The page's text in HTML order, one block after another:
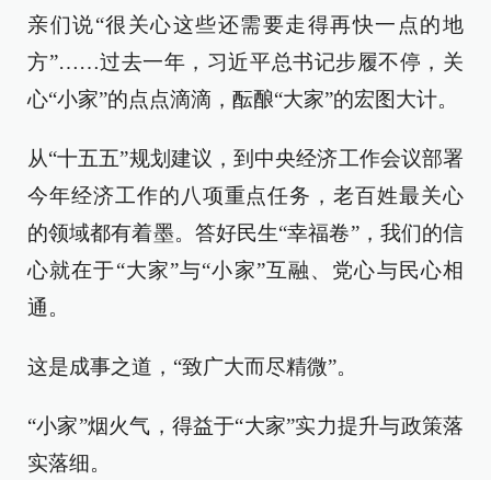
亲们说“很关心这些还需要走得再快一点的地
方”……过去一年，习近平总书记步履不停，关
心“小家”的点点滴滴，酝酿“大家”的宏图大计。
从“十五五”规划建议，到中央经济工作会议部署
今年经济工作的八项重点任务，老百姓最关心
的领域都有着墨。答好民生“幸福卷”，我们的信
心就在于“大家”与“小家”互融、党心与民心相
通。
这是成事之道，“致广大而尽精微”。
“小家”烟火气，得益于“大家”实力提升与政策落
实落细。